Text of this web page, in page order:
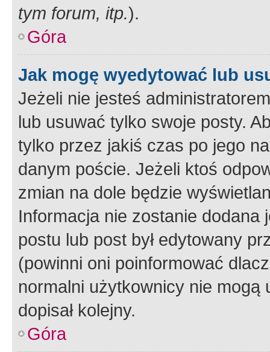
tym forum, itp.).
Góra
Jak mogę wyedytować lub
Jeżeli nie jesteś
lub usuwać tylko swoje posty.
tylko przez jakiś czas po jego
danym poście. Jeżeli ktoś
zmian na dole będzie
Informacja nie zostanie dodana
postu lub post był edytowany
(powinni oni poinformować
normalni użytkownicy nie
dopisał kolejny.
Góra